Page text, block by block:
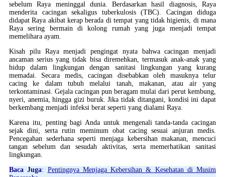
sebelum Raya meninggal dunia. Berdasarkan hasil diagnosis, Raya
menderita cacingan sekaligus tuberkulosis (TBC). Cacingan diduga
didapat Raya akibat kerap berada di tempat yang tidak higienis, di mana
Raya sering bermain di kolong rumah yang juga menjadi tempat
memelihara ayam.
Kisah pilu Raya menjadi pengingat nyata bahwa cacingan menjadi
ancaman serius yang tidak bisa diremehkan, termasuk anak-anak yang
hidup dalam lingkungan dengan sanitasi lingkungan yang kurang
memadai. Secara medis, cacingan disebabkan oleh masuknya telur
cacing ke dalam tubuh melalui tanah, makanan, atau air yang
terkontaminasi. Gejala cacingan pun beragam mulai dari perut kembung,
nyeri, anemia, hingga gizi buruk. Jika tidak ditangani, kondisi ini dapat
berkembang menjadi infeksi berat seperti yang dialami Raya.
Karena itu, penting bagi Anda untuk mengenali tanda-tanda cacingan
sejak dini, serta rutin meminum obat cacing sesuai anjuran medis.
Pencegahan sederhana seperti menjaga kebersihan makanan, mencuci
tangan sebelum dan sesudah aktivitas, serta memerhatikan sanitasi
lingkungan.
Baca Juga: Pentingnya Menjaga Kebersihan & Kesehatan di Musim